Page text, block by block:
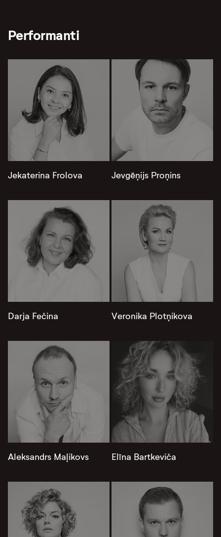
Performanti
Jekaterina Frolova Jevgēņijs Proņins
Darja Fečina Veronika Plotņikova
Aleksandrs Maļikovs Elīna Bartkeviča